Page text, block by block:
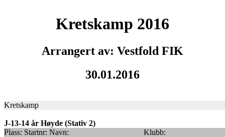
Kretskamp 2016
Arrangert av: Vestfold FIK
30.01.2016
Kretskamp
J-13-14 år Høyde (Stativ 2)
Plass: Startnr: Navn:
Klubb: